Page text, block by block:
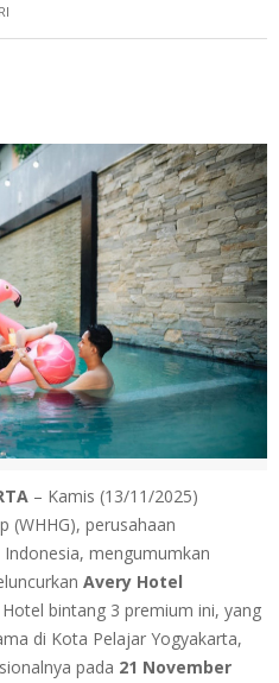
– Kamis (13/11/2025)
(WHHG), perusahaan
mengumumkan
Avery Hotel
Hotel bintang 3 premium ini, yang
di Kota Pelajar Yogyakarta,
pada 21 November